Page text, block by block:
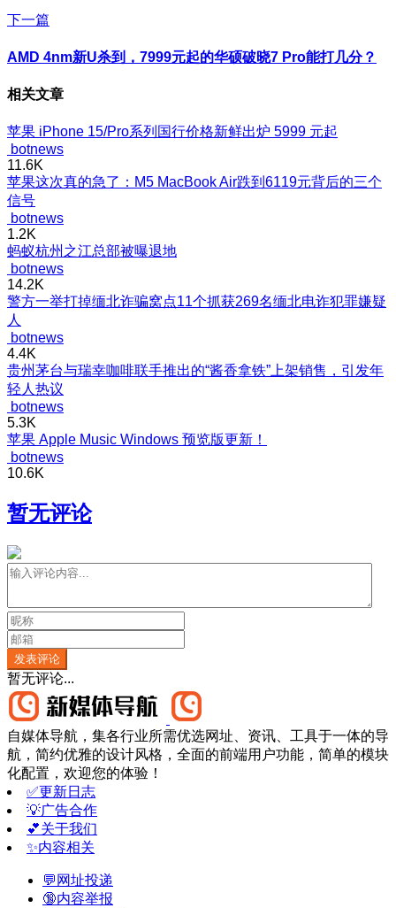
下一篇
AMD 4nm新U杀到，7999元起的华硕破晓7 Pro能打几分？
相关文章
苹果 iPhone 15/Pro系列国行价格新鲜出炉 5999 元起
botnews
11.6K
苹果这次真的急了：M5 MacBook Air跌到6119元背后的三个
信号
botnews
1.2K
蚂蚁杭州之江总部被曝退地
botnews
14.2K
警方一举打掉缅北诈骗窝点11个抓获269名缅北电诈犯罪嫌疑
人
botnews
4.4K
贵州茅台与瑞幸咖啡联手推出的“酱香拿铁”上架销售，引发年
轻人热议
botnews
5.3K
苹果 Apple Music Windows 预览版更新！
botnews
10.6K
暂无评论
发表评论
暂无评论...
自媒体导航，集各行业所需优选网址、资讯、工具于一体的导
航，简约优雅的设计风格，全面的前端用户功能，简单的模块
化配置，欢迎您的体验！
✅更新日志
💡广告合作
💕关于我们
✨内容相关
💬网址投递
🔞内容举报